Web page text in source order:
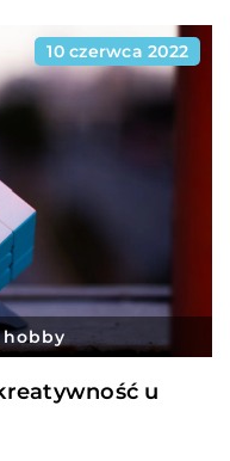
10 czerwca 2022
u